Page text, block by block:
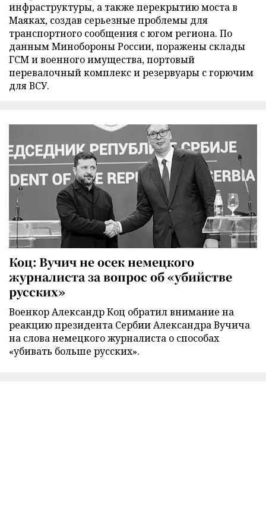
инфраструктуры, а также перекрытию моста в
Маяках, создав серьезные проблемы для
транспортного сообщения с югом региона. По
данным Минобороны России, поражены склады
ГСМ и военного имущества, портовый
перевалочный комплекс и резервуары с горючим
для ВСУ.
Коц: Вучич не осек немецкого
журналиста за вопрос об «убийстве
русских»
Военкор Александр Коц обратил внимание на
реакцию президента Сербии Александра Вучича
на слова немецкого журналиста о способах
«убивать больше русских».